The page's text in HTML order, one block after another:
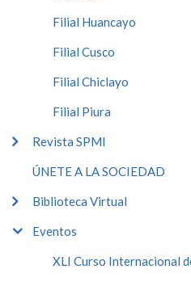
Filial Huancayo
Filial Cusco
Filial Chiclayo
Filial Piura
Revista SPMI
ÚNETE A LA SOCIEDAD
Biblioteca Virtual
Eventos
XLI Curso Internacional